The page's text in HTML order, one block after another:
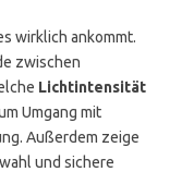
wirklich ankommt.
zwischen
Lichtintensität
Umgang mit
Außerdem zeige
und sichere